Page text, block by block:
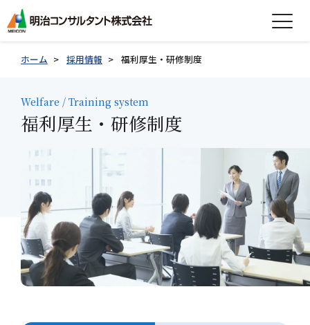
会社情報
事業紹介
製品紹介
技術情報 expand_more
採用情報 expand_more
グループ会社採用情報
お知らせ
ホーム 採用情報 福利厚生・研修制度
Welfare / Training system
福利厚生・研修制度